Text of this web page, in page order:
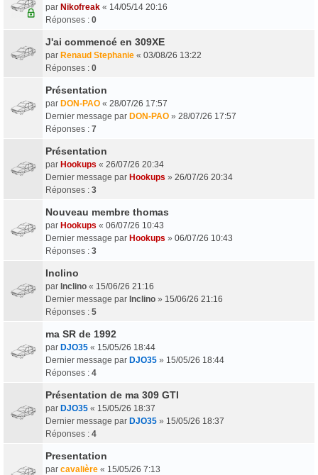
par Nikofreak « 14/05/14 20:16
Réponses : 0
J'ai commencé en 309XE
par Renaud Stephanie « 03/08/26 13:22
Réponses : 0
Présentation
par DON-PAO « 28/07/26 17:57
Dernier message par DON-PAO » 28/07/26 17:57
Réponses : 7
Présentation
par Hookups « 26/07/26 20:34
Dernier message par Hookups » 26/07/26 20:34
Réponses : 3
Nouveau membre thomas
par Hookups « 06/07/26 10:43
Dernier message par Hookups » 06/07/26 10:43
Réponses : 3
Inclino
par Inclino « 15/06/26 21:16
Dernier message par Inclino » 15/06/26 21:16
Réponses : 5
ma SR de 1992
par DJO35 « 15/05/26 18:44
Dernier message par DJO35 » 15/05/26 18:44
Réponses : 4
Présentation de ma 309 GTI
par DJO35 « 15/05/26 18:37
Dernier message par DJO35 » 15/05/26 18:37
Réponses : 4
Presentation
par cavalière « 15/05/26 7:13